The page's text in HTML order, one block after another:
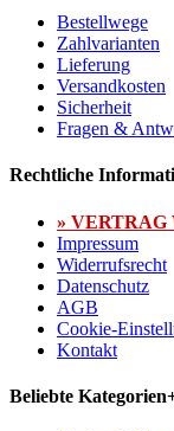
Bestellwege
Zahlvarianten
Lieferung
Versandkosten
Sicherheit
Fragen &
Rechtliche
» VERTRAG
Impressum
Widerrufsrecht
Datenschutz
AGB
Cookie-
Kontakt
Beliebte Kategorien